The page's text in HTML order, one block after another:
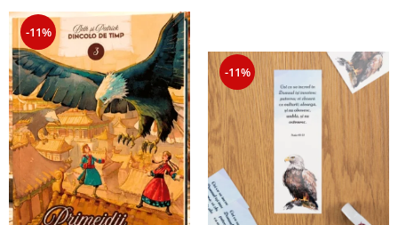
-11%
-11%